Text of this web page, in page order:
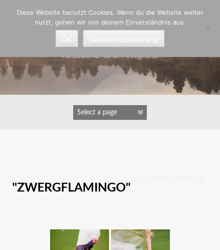
Astrid Padberg
Reiseberichte & Fotografie
"ZWERGFLAMINGO"
Diese Website benutzt Cookies. Wenn du die Website weiter
nutzt, gehen wir von deinem Einverständnis aus.